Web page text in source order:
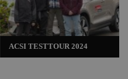
ACSI TESTTOUR 2024